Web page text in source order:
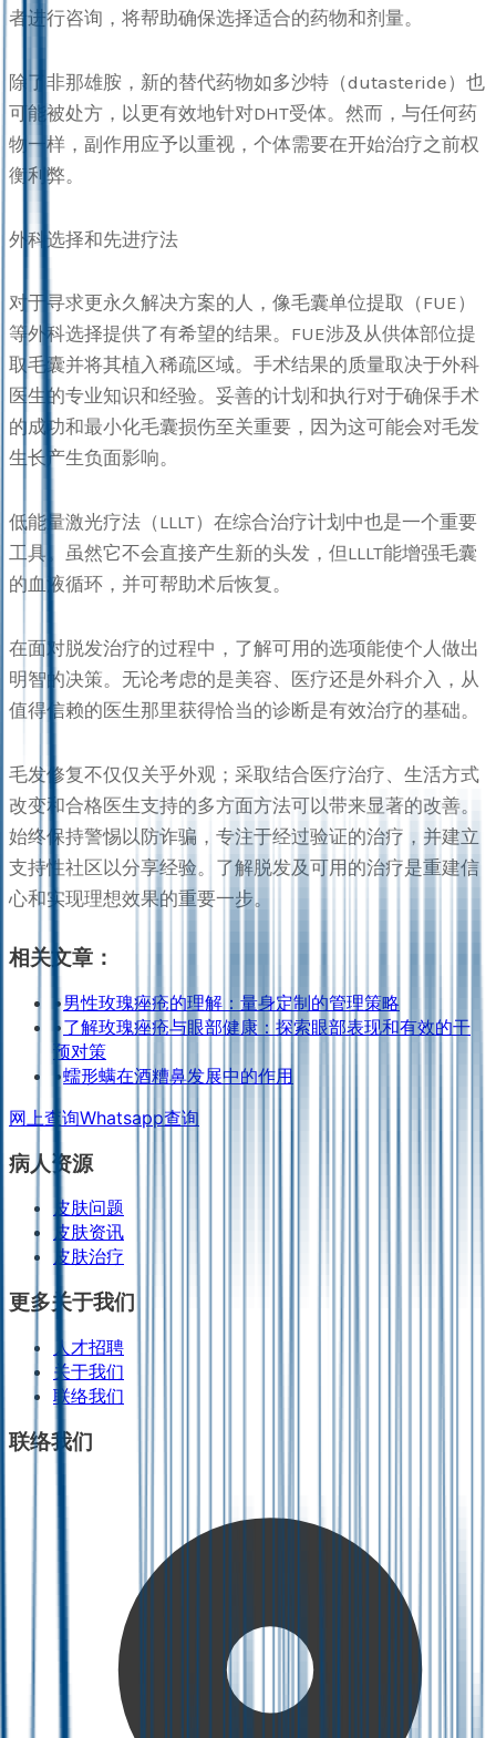
者进行咨询，将帮助确保选择适合的药物和剂量。
除了非那雄胺，新的替代药物如多沙特（dutasteride）也
可能被处方，以更有效地针对DHT受体。然而，与任何药
物一样，副作用应予以重视，个体需要在开始治疗之前权
衡利弊。
外科选择和先进疗法
对于寻求更永久解决方案的人，像毛囊单位提取（FUE）
等外科选择提供了有希望的结果。FUE涉及从供体部位提
取毛囊并将其植入稀疏区域。手术结果的质量取决于外科
医生的专业知识和经验。妥善的计划和执行对于确保手术
的成功和最小化毛囊损伤至关重要，因为这可能会对毛发
生长产生负面影响。
低能量激光疗法（LLLT）在综合治疗计划中也是一个重要
工具。虽然它不会直接产生新的头发，但LLLT能增强毛囊
的血液循环，并可帮助术后恢复。
在面对脱发治疗的过程中，了解可用的选项能使个人做出
明智的决策。无论考虑的是美容、医疗还是外科介入，从
值得信赖的医生那里获得恰当的诊断是有效治疗的基础。
毛发修复不仅仅关乎外观；采取结合医疗治疗、生活方式
改变和合格医生支持的多方面方法可以带来显著的改善。
始终保持警惕以防诈骗，专注于经过验证的治疗，并建立
支持性社区以分享经验。了解脱发及可用的治疗是重建信
心和实现理想效果的重要一步。
相关文章：
•男性玫瑰痤疮的理解：量身定制的管理策略
•了解玫瑰痤疮与眼部健康：探索眼部表现和有效的干
预对策
•蠕形螨在酒糟鼻发展中的作用
网上查询Whatsapp查询
病人资源
皮肤问题
皮肤资讯
皮肤治疗
更多关于我们
人才招聘
关于我们
联络我们
联络我们